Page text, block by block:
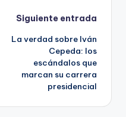
Siguiente entrada
La verdad sobre Iván
Cepeda: los
escándalos que
marcan su carrera
presidencial